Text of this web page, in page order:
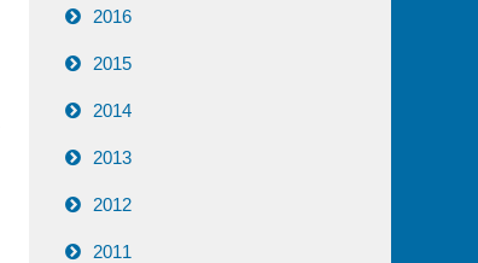
2016
2015
2014
2013
2012
2011